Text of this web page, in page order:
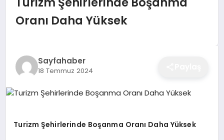
İZMIR HABERLERI
EĞITIM
EKONOMI
Oranı Daha Yüksek
Sayfahaber
18 Temmuz 2024
Turizm Şehirlerinde Boşanma Oranı Daha Yüksek